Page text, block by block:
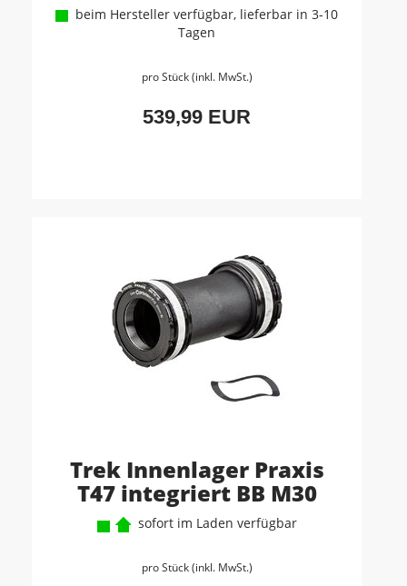
beim Hersteller verfügbar, lieferbar in 3-10
Tagen
pro Stück (inkl. MwSt.)
539,99 EUR
Trek Innenlager Praxis
T47 integriert BB M30
sofort im Laden verfügbar
pro Stück (inkl. MwSt.)